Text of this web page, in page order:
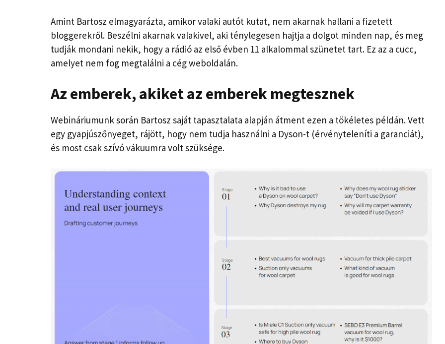
Amint Bartosz elmagyarázta, amikor valaki autót kutat, nem akarnak hallani a fizetett
bloggerekről. Beszélni akarnak valakivel, aki ténylegesen hajtja a dolgot minden nap, és meg
tudják mondani nekik, hogy a rádió az első évben 11 alkalommal szünetet tart. Ez az a cucc,
amelyet nem fog megtalálni a cég weboldalán.
Az emberek, akiket az emberek megtesznek
Webináriumunk során Bartosz saját tapasztalata alapján átment ezen a tökéletes példán. Vett
egy gyapjúszőnyeget, rájött, hogy nem tudja használni a Dyson-t (érvényteleníti a garanciát),
és most csak szívó vákuumra volt szüksége.